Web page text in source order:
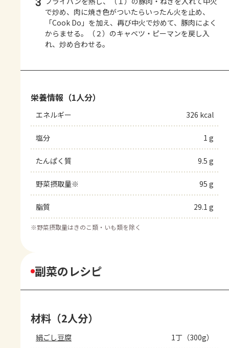
で炒め、肉に焼き色がついたらいったん火を止め、
「Cook Do」を加え、再び中火で炒めて、豚肉によく
からませる。（２）のキャベツ・ピーマンを戻し入
れ、炒め合わせる。
栄養情報（1人分）
エネルギー 326 kcal
塩分 1 g
たんぱく質 9.5 g
野菜摂取量※ 95 g
脂質 29.1 g
※野菜摂取量はきのこ類・いも類を除く
副菜のレシピ
材料（2人分）
絹ごし豆腐 1丁（300g）